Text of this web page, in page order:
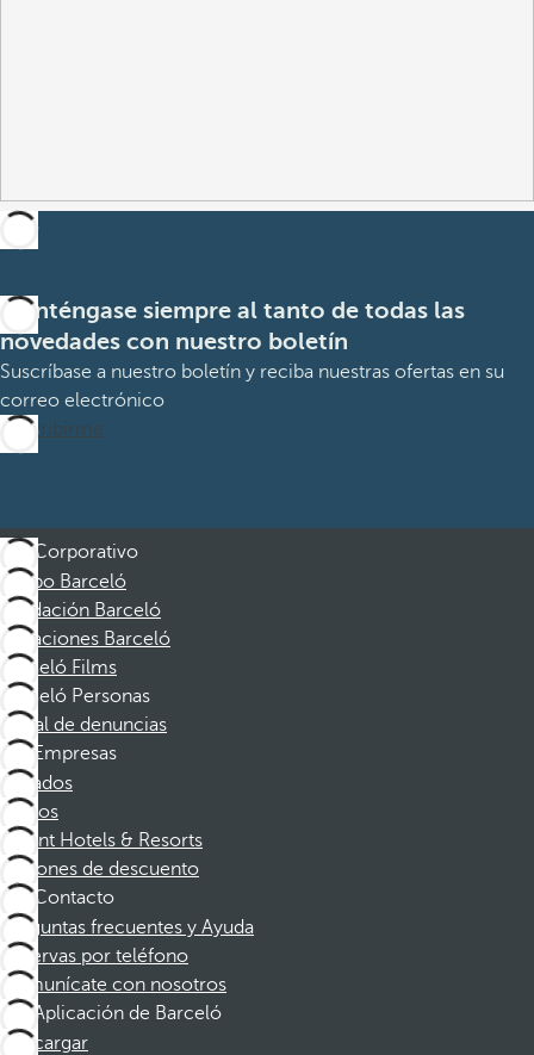
Manténgase siempre al tanto de todas las
novedades con nuestro boletín
Suscríbase a nuestro boletín y reciba nuestras ofertas en su
correo electrónico
Suscribirme
Corporativo
Grupo Barceló
Fundación Barceló
Vacaciones Barceló
Barceló Films
Barceló Personas
Canal de denuncias
Empresas
Afiliados
Socios
Dorint Hotels & Resorts
Cupones de descuento
Contacto
Preguntas frecuentes y Ayuda
Reservas por teléfono
Comunícate con nosotros
Aplicación de Barceló
Descargar